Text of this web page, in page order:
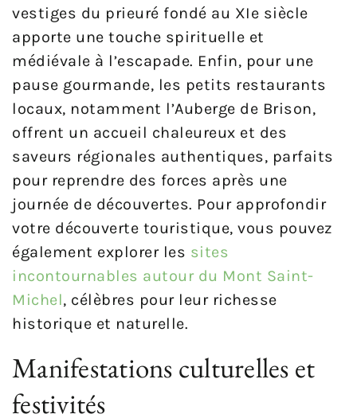
vestiges du prieuré fondé au XIe siècle
apporte une touche spirituelle et
médiévale à l’escapade. Enfin, pour une
pause gourmande, les petits restaurants
locaux, notamment l’Auberge de Brison,
offrent un accueil chaleureux et des
saveurs régionales authentiques, parfaits
pour reprendre des forces après une
journée de découvertes. Pour approfondir
votre découverte touristique, vous pouvez
également explorer les sites
incontournables autour du Mont Saint-
Michel, célèbres pour leur richesse
historique et naturelle.
Manifestations culturelles et
festivités